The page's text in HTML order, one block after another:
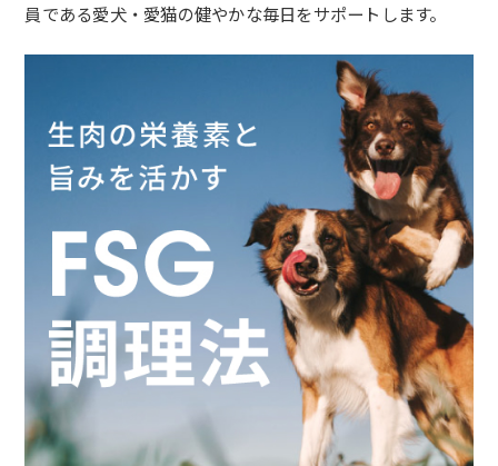
員である愛犬・ 愛猫の健やかな毎日をサポートします。